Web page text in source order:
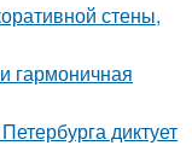
стены,
гармоничная
диктует